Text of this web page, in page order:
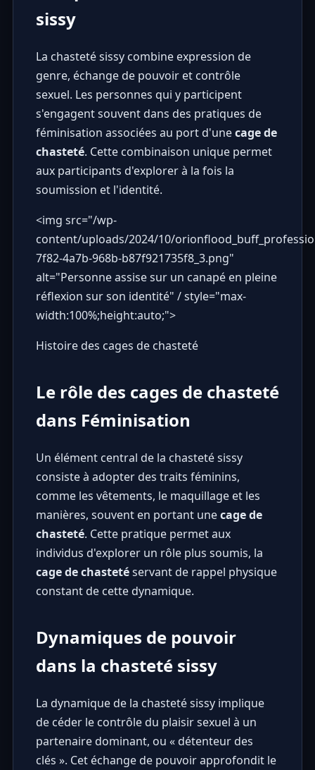
sissy
La chasteté sissy combine expression de
genre, échange de pouvoir et contrôle
sexuel. Les personnes qui y participent
s'engagent souvent dans des pratiques de
féminisation associées au port d'unecage de
chasteté. Cette combinaison unique permet
aux participants d'explorer à la fois la
soumission et l'identité.
<img src="/wp-
content/uploads/2024/10/
7f82-4a7b-968b-b87f921735f8_3.png"
alt="Personne assise sur un canapé en pleine
réflexion sur son identité" / style="max-
width:100%;height:auto;">
Histoire des cages de chasteté
Le rôle des cages de chasteté
dans Féminisation
Un élément central de la chasteté sissy
consiste à adopter des traits féminins,
comme les vêtements, le maquillage et les
manières, souvent en portant unecage de
chasteté. Cette pratique permet aux
individus d'explorer un rôle plus soumis, la
cage de chastetéservant de rappel physique
constant de cette dynamique.
Dynamiques de pouvoir
dans la chasteté sissy
La dynamique de la chasteté sissy implique
de céder le contrôle du plaisir sexuel à un
partenaire dominant, ou « détenteur des
clés ». Cet échange de pouvoir approfondit le